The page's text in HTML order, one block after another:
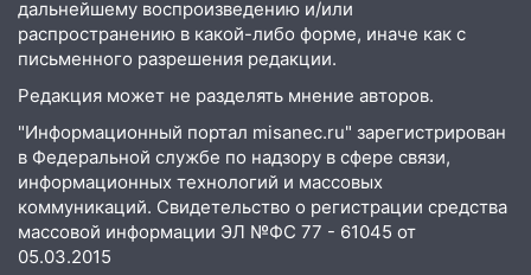
17:05 «Обыск» по видеосвязи: в
Ульяновске задержали 19-летнюю
сообщницу мошенников
16:12
Едва не перерезал горло: в
Вешкайме посиделки с судимым
знакомым закончились для женщины
больницей
16:06
18-летняя девушка без прав
перевернулась на мопеде и попала в
дальнейшему воспроизведению и/или
распространению в какой-либо форме, иначе как с
письменного разрешения редакции.
Редакция может не разделять мнение авторов.
"Информационный портал misanec.ru" зарегистрирован
в Федеральной службе по надзору в сфере связи,
информационных технологий и массовых
коммуникаций. Свидетельство о регистрации средства
массовой информации ЭЛ №ФС 77 - 61045 от
05.03.2015